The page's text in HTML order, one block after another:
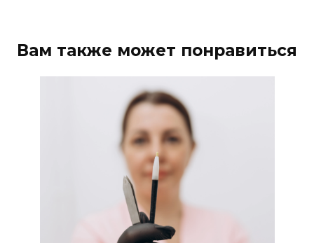
Вам также может понравиться